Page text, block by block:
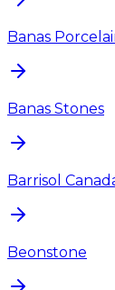
Banas
Banas Stones
Barrisol
Beonstone